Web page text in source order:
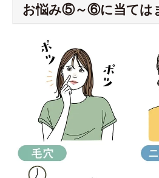
お悩み⑤～⑥に当ては